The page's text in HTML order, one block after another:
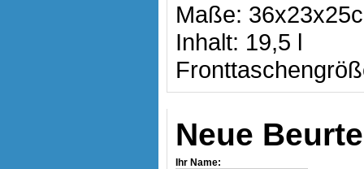
Maße:
Inhalt: 19,5 l
Neue
Ihr Name: